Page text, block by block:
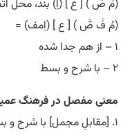
(مَ صَ ) [ ع ] (اِ) بند، محل
(مُ فَ صَّ ) [ ع ] (اِمف) =
۱ – از هم جدا شده
۲ – با شرح و بسط
معنی مفصل در فرهنگ
۱. [مقابلِ مجمل] با شرح و بسط.